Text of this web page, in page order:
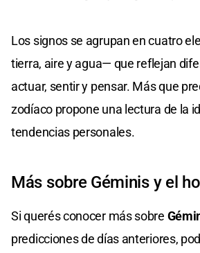
Los signos se agrupan en cuatro
tierra, aire y agua— que reflejan
actuar, sentir y pensar. Más que
zodíaco propone una lectura de la
tendencias personales.
Más sobre Géminis y el
Si querés conocer más sobre
predicciones de días anteriores,